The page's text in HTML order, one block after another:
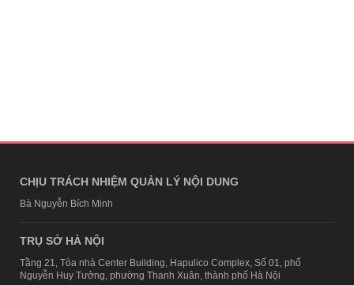
CHỊU TRÁCH NHIỆM QUẢN LÝ NỘI DUNG
Bà Nguyễn Bích Minh
TRỤ SỞ HÀ NỘI
Tầng 21, Tòa nhà Center Building, Hapulico Complex, Số 01, phố
Nguyễn Huy Tưởng, phường Thanh Xuân, thành phố Hà Nội